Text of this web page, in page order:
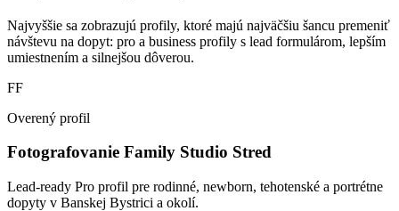
Najvyššie sa zobrazujú profily, ktoré majú najväčšiu šancu premeniť
návštevu na dopyt: pro a business profily s lead formulárom, lepším
umiestnením a silnejšou dôverou.
FF
Overený profil
Fotografovanie Family Studio Stred
Lead-ready Pro profil pre rodinné, newborn, tehotenské a portrétne
dopyty v Banskej Bystrici a okolí.